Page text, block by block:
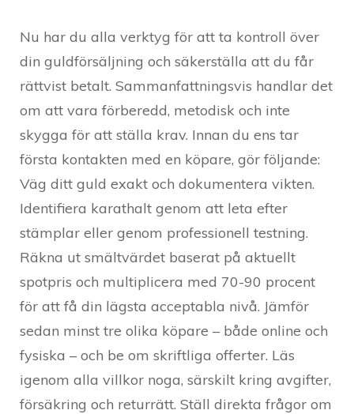
Nu har du alla verktyg för att ta kontroll över
din guldförsäljning och säkerställa att du får
rättvist betalt. Sammanfattningsvis handlar det
om att vara förberedd, metodisk och inte
skygga för att ställa krav. Innan du ens tar
första kontakten med en köpare, gör följande:
Väg ditt guld exakt och dokumentera vikten.
Identifiera karathalt genom att leta efter
stämplar eller genom professionell testning.
Räkna ut smältvärdet baserat på aktuellt
spotpris och multiplicera med 70-90 procent
för att få din lägsta acceptabla nivå. Jämför
sedan minst tre olika köpare – både online och
fysiska – och be om skriftliga offerter. Läs
igenom alla villkor noga, särskilt kring avgifter,
försäkring och returrätt. Ställ direkta frågor om